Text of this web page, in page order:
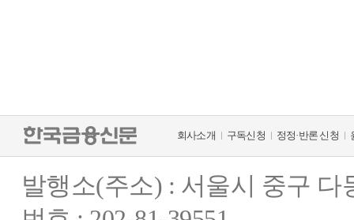
회사소개 구독신청 정정·반론 신청
발행소(주소) : 서울시 중구